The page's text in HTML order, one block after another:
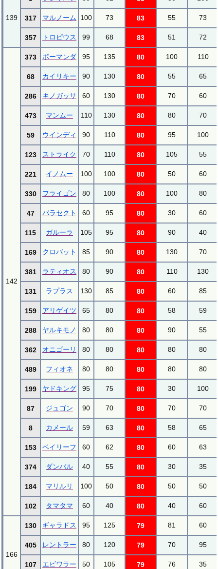
139 317 マルノーム 100 73 83 55 73
357 トロピウス 99 68 83 51 72
142
373 ボーマンダ 95 135 80 100 110
68 カイリキー 90 130 80 55 65
286 キノガッサ 60 130 80 70 60
473 マンムー 110 130 80 80 70
59 ウインディ 90 110 80 95 100
123 ストライク 70 110 80 105 55
221 イノムー 100 100 80 50 60
330 フライゴン 80 100 80 100 80
47 パラセクト 60 95 80 30 60
115 ガルーラ 105 95 80 90 40
169 クロバット 85 90 80 130 70
381 ラティオス 80 90 80 110 130
131 ラプラス 130 85 80 60 85
159 アリゲイツ 65 80 80 58 59
288 ヤルキモノ 80 80 80 90 55
362 オニゴーリ 80 80 80 80 80
489 フィオネ 80 80 80 80 80
199 ヤドキング 95 75 80 30 100
87 ジュゴン 90 70 80 70 70
8 カメール 59 63 80 58 65
153 ベイリーフ 60 62 80 60 63
374 ダンバル 40 55 80 30 35
184 マリルリ 100 50 80 50 50
102 タマタマ 60 40 80 40 60
166
130 ギャラドス 95 125 79 81 60
405 レントラー 80 120 79 70 95
107 エビワラー 50 105 79 76 35